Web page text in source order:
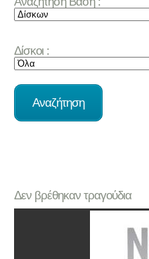
Δίσκοι :
Δεν βρέθηκαν τραγούδια